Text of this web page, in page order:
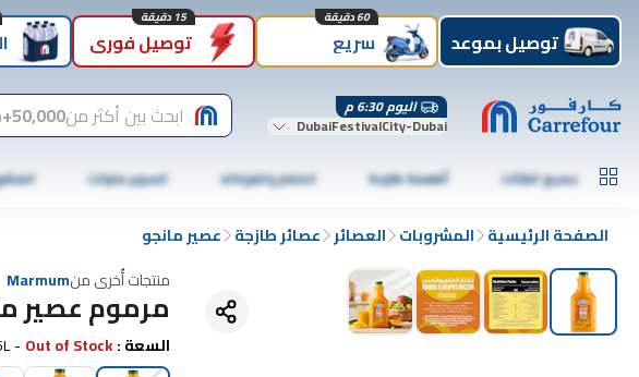
توصيل بموعد سريع
60 دقيقة
توصيل فوري
15 دقيقة
اليوم 6:30 م
DubaiFestivalCity-Dubai ابحث بين أكثر من50,000+
جميع الفئات أطعمة طازجة الخضار والفواكه السوبر ماركت
الصفحة الرئيسية المشروبات العصائر عصائر طازجة عصير مانجو
منتجات أُخرى منMarmum
مرموم عصير
السعة:
-Out of Stock